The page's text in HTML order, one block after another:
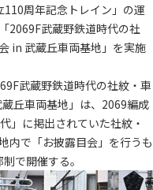
周年記念トレイン」の運
2069F武蔵野鉄道時代の社
in 武蔵丘車両基地」を実施
武蔵野鉄道時代の社紋・車
丘車両基地」は、2069編成
」に掲出されていた社紋・
内で「お披露目会」を行うも
で開催する。